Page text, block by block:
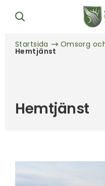
Startsida Omsorg
Hemtjänst
Hemtjänst